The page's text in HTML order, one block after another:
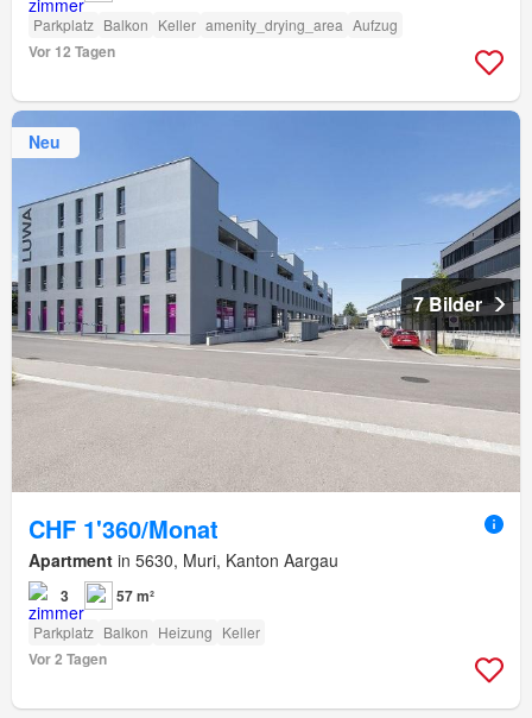
Parkplatz Balkon Keller amenity_drying_area Aufzug
Vor 12 Tagen
Neu
7 Bilder
CHF 1'360/Monat
Apartment in 5630, Muri, Kanton Aargau
3 57 m²
Parkplatz Balkon Heizung Keller
Vor 2 Tagen